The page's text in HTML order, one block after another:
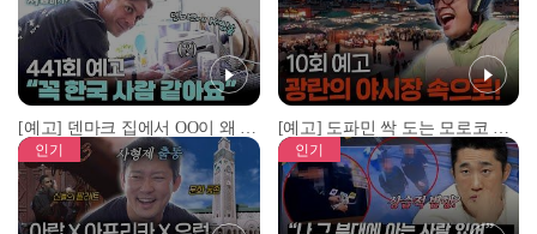
[예고] 덴마크 집에서 OO이 왜 나와...? 이상할 정도로 한국을 사랑하는 우리 형을 제보합니다! [예고] 도파민 싹 도는 모로코 야시장 투어!
인기 인기